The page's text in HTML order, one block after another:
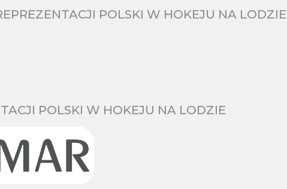
POLSKI W HOKEJU NA LODZIE
POLSKI W HOKEJU NA LODZIE